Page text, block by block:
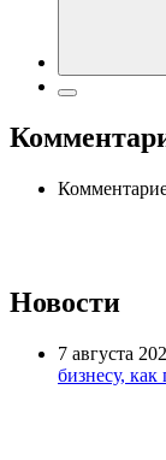
Новости
7 августа
бизнесу,